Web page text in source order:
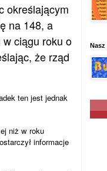
określającym
na 148, a
w ciągu roku o
że rząd
ten jest jednak
niż w roku
informacje
Nasz